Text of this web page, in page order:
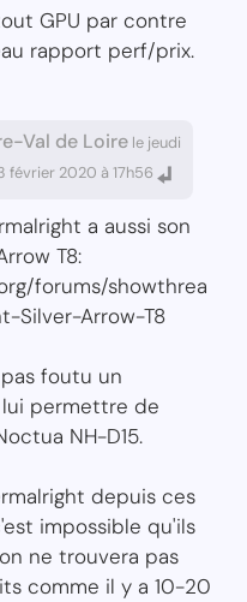
GPU par contre
rapport perf/prix.
Val de Loire le jeudi
février 2020 à 17h56
a aussi son
T8:
forums/showthrea
Silver-Arrow-T8
foutu un
permettre de
NH-D15.
depuis ces
impossible qu'ils
ne trouvera pas
comme il y a 10-20